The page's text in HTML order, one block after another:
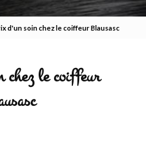
d'un soin chez le coiffeur Blausasc
le coiffeur